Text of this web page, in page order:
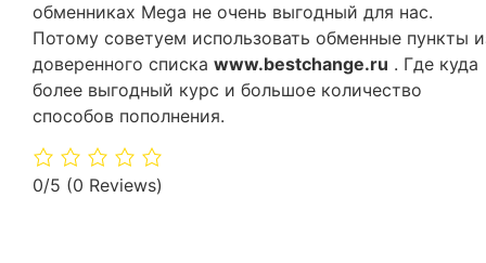
обменниках Mega не очень выгодный для нас.
Потому советуем использовать обменные пункты
доверенного списка www.bestchange.ru . Где куда
более выгодный курс и большое количество
способов пополнения.
0/5 (0 Reviews)